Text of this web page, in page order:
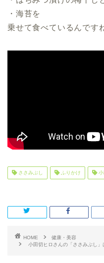
・海苔を
乗せて食べているんです
ささみぶし ふりかけ 小
HOME
健康・美容
小田切ヒロさんの「ささみぶし